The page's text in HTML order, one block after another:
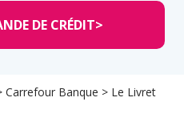
DE CRÉDIT>
Carrefour Banque > Le Livret